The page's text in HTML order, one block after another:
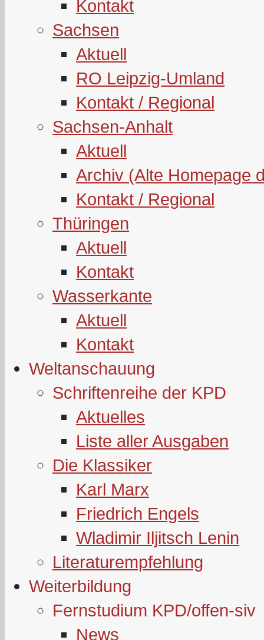
Kontakt
Sachsen
Aktuell
RO Leipzig-Umland
Kontakt / Regional
Sachsen-Anhalt
Aktuell
Archiv (Alte Homepage
Kontakt / Regional
Thüringen
Aktuell
Kontakt
Wasserkante
Aktuell
Kontakt
Weltanschauung
Schriftenreihe der KPD
Aktuelles
Liste aller Ausgaben
Die Klassiker
Karl Marx
Friedrich Engels
Wladimir Iljitsch Lenin
Literaturempfehlung
Weiterbildung
Fernstudium KPD/offen-siv
News